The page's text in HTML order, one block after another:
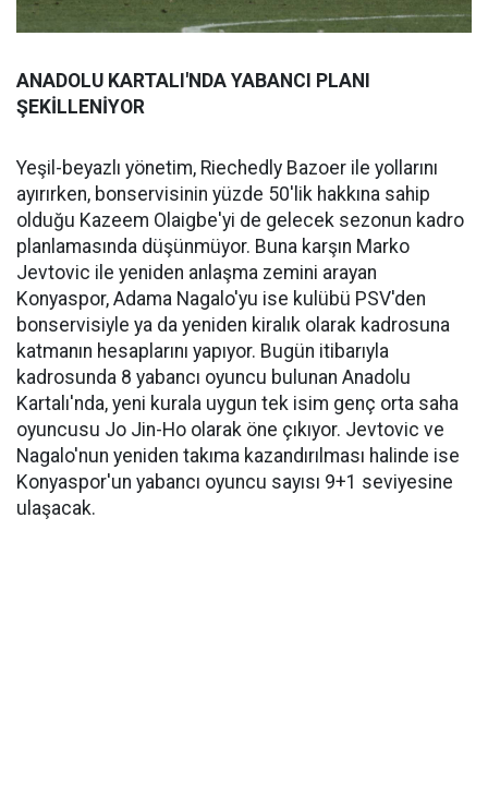
ANADOLU KARTALI'NDA YABANCI PLANI
ŞEKİLLENİYOR
Yeşil-beyazlı yönetim, Riechedly Bazoer ile yollarını
ayırırken, bonservisinin yüzde 50'lik hakkına sahip
olduğu Kazeem Olaigbe'yi de gelecek sezonun kadro
planlamasında düşünmüyor. Buna karşın Marko
Jevtovic ile yeniden anlaşma zemini arayan
Konyaspor, Adama Nagalo'yu ise kulübü PSV'den
bonservisiyle ya da yeniden kiralık olarak kadrosuna
katmanın hesaplarını yapıyor. Bugün itibarıyla
kadrosunda 8 yabancı oyuncu bulunan Anadolu
Kartalı'nda, yeni kurala uygun tek isim genç orta saha
oyuncusu Jo Jin-Ho olarak öne çıkıyor. Jevtovic ve
Nagalo'nun yeniden takıma kazandırılması halinde ise
Konyaspor'un yabancı oyuncu sayısı 9+1 seviyesine
ulaşacak.